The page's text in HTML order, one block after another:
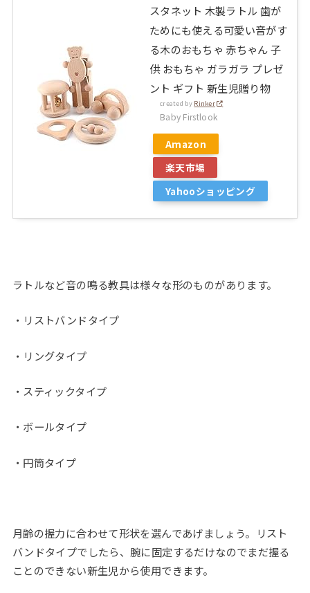
スタネット 木製ラトル 歯が
ためにも使える可愛い音がす
る木のおもちゃ 赤ちゃん 子
供 おもちゃ ガラガラ プレゼ
ント ギフト 新生児贈り物
created by Rinker
Baby Firstlook
Amazon
楽天市場
Yahooショッピング
ラトルなど音の鳴る教具は様々な形のものがあります。
・リストバンドタイプ
・リングタイプ
・スティックタイプ
・ボールタイプ
・円筒タイプ
月齢の握力に合わせて形状を選んであげましょう。リスト
バンドタイプでしたら、腕に固定するだけなのでまだ握る
ことのできない新生児から使用できます。